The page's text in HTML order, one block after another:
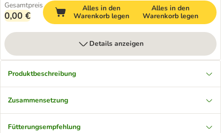
Gesamtpreis
0,00 €
Alles in den
Warenkorb legen
Alles in den
Warenkorb legen
Details anzeigen
Produktbeschreibung
Zusammensetzung
Fütterungsempfehlung